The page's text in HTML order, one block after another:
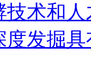
技术和
度发掘